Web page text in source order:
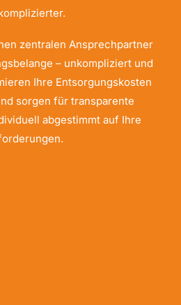
zentralen Ansprechpartner
– unkompliziert und
Ihre Entsorgungskosten
sorgen für transparente
abgestimmt auf Ihre